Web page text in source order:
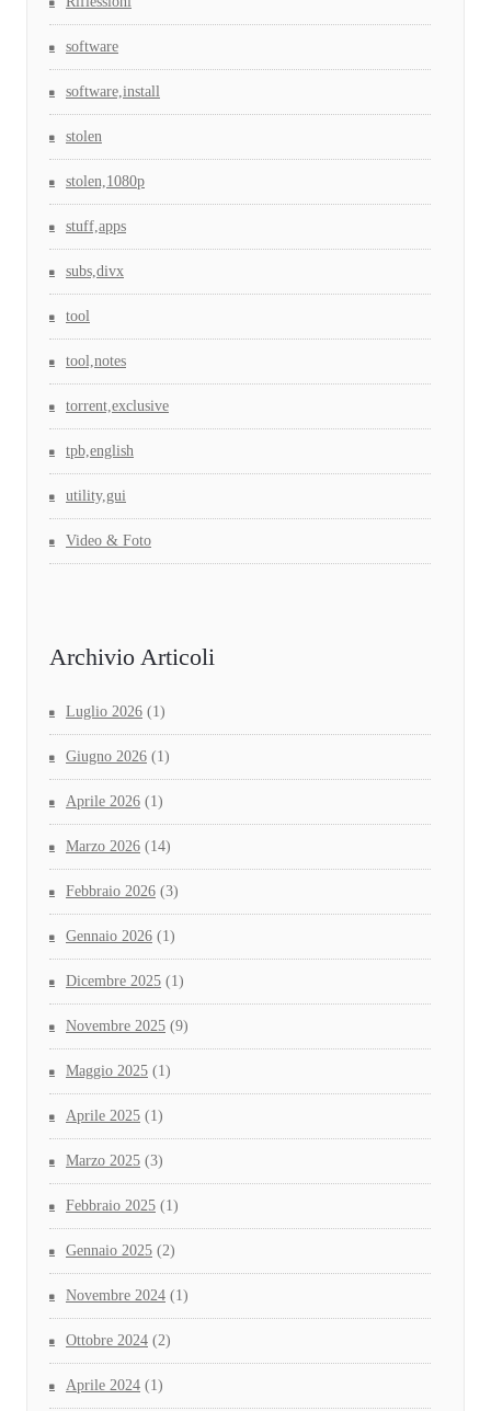
software
software,install
stolen
stolen,1080p
stuff,apps
subs,divx
tool
tool,notes
torrent,exclusive
tpb,english
utility,gui
Video & Foto
Archivio Articoli
Luglio 2026 (1)
Giugno 2026 (1)
Aprile 2026 (1)
Marzo 2026 (14)
Febbraio 2026 (3)
Gennaio 2026 (1)
Dicembre 2025 (1)
Novembre 2025 (9)
Maggio 2025 (1)
Aprile 2025 (1)
Marzo 2025 (3)
Febbraio 2025 (1)
Gennaio 2025 (2)
Novembre 2024 (1)
Ottobre 2024 (2)
Aprile 2024 (1)